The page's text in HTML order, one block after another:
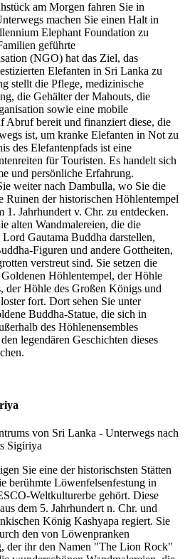
am Morgen fahren Sie in
machen Sie einen Halt in
Elephant Foundation zu
geführte
(NGO) hat das Ziel, das
Elefanten in Sri Lanka zu
stellt die Pflege, medizinische
die Gehälter der Mahouts, die
sowie eine mobile
Abruf bereit und finanziert diese, die
ist, um kranke Elefanten in Not zu
des Elefantenpfads ist eine
für Touristen. Es handelt sich
und persönliche Erfahrung.
weiter nach Dambulla, wo Sie die
Ruinen der historischen Höhlentempel
1. Jahrhundert v. Chr. zu entdecken.
alten Wandmalereien, die die
Gautama Buddha darstellen,
Figuren und andere Gottheiten,
verstreut sind. Sie setzen die
Höhlentempel, der Höhle
der Höhle des Großen Königs und
fort. Dort sehen Sie unter
Buddha-Statue, die sich in
des Höhlenensembles
legendären Geschichten dieses
Sie eine der historischsten Stätten
berühmte Löwenfelsenfestung in
Weltkulturerbe gehört. Diese
dem 5. Jahrhundert n. Chr. und
König Kashyapa regiert. Sie
den von Löwenpranken
der ihr den Namen "The Lion Rock"